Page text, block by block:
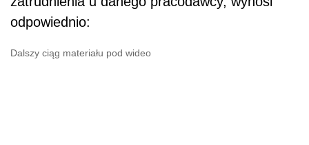
odpowiednio:
Dalszy ciąg materiału pod wideo